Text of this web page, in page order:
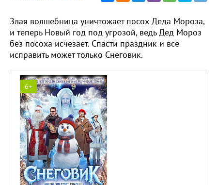
Злая волшебница уничтожает посох Деда Мороза,
и теперь Новый год под угрозой, ведь Дед Мороз
без посоха исчезает. Спасти праздник и всё
исправить может только Снеговик.
6+